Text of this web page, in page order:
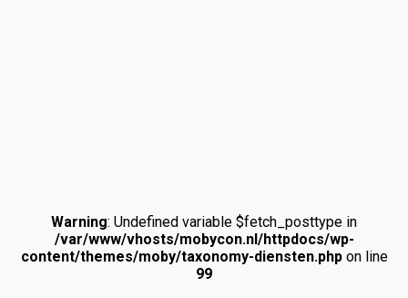
Warning: Undefined variable $fetch_posttype in
/var/www/vhosts/mobycon.nl/httpdocs/wp-
content/themes/moby/taxonomy-diensten.phpon line
99